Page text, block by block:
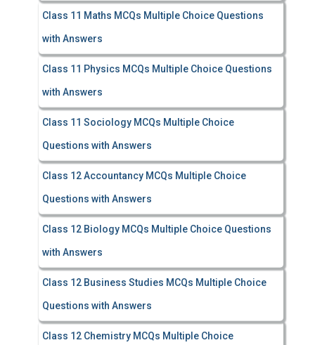
Class 11 Maths MCQs Multiple Choice Questions
with Answers
Class 11 Physics MCQs Multiple Choice Questions
with Answers
Class 11 Sociology MCQs Multiple Choice
Questions with Answers
Class 12 Accountancy MCQs Multiple Choice
Questions with Answers
Class 12 Biology MCQs Multiple Choice Questions
with Answers
Class 12 Business Studies MCQs Multiple Choice
Questions with Answers
Class 12 Chemistry MCQs Multiple Choice